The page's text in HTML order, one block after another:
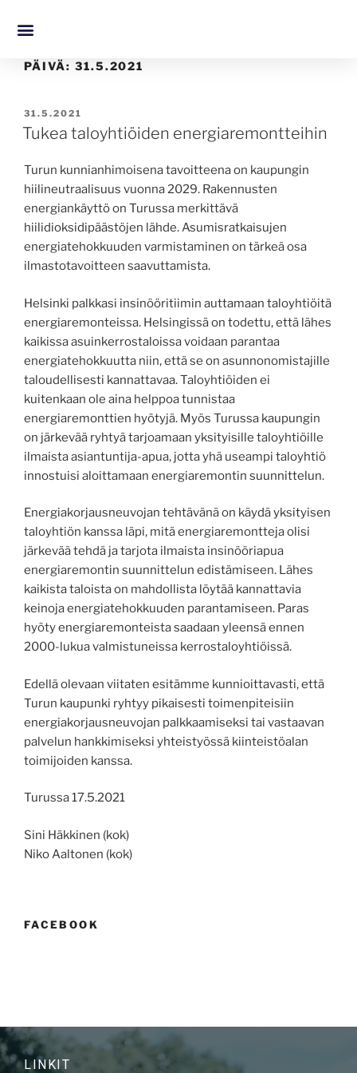
PÄIVÄ: 31.5.2021
31.5.2021
Tukea taloyhtiöiden energiaremontteihin
Turun kunnianhimoisena tavoitteena on kaupungin
hiilineutraalisuus vuonna 2029. Rakennusten
energiankäyttö on Turussa merkittävä
hiilidioksidipäästöjen lähde. Asumisratkaisujen
energiatehokkuuden varmistaminen on tärkeä osa
ilmastotavoitteen saavuttamista.
Helsinki palkkasi insinööritiimin auttamaan taloyhtiöitä
energiaremonteissa. Helsingissä on todettu, että lähes
kaikissa asuinkerrostaloissa voidaan parantaa
energiatehokkuutta niin, että se on asunnonomistajille
taloudellisesti kannattavaa. Taloyhtiöiden ei
kuitenkaan ole aina helppoa tunnistaa
energiaremonttien hyötyjä. Myös Turussa kaupungin
on järkevää ryhtyä tarjoamaan yksityisille taloyhtiöille
ilmaista asiantuntija-apua, jotta yhä useampi taloyhtiö
innostuisi aloittamaan energiaremontin suunnittelun.
Energiakorjausneuvojan tehtävänä on käydä yksityisen
taloyhtiön kanssa läpi, mitä energiaremontteja olisi
järkevää tehdä ja tarjota ilmaista insinööriapua
energiaremontin suunnittelun edistämiseen. Lähes
kaikista taloista on mahdollista löytää kannattavia
keinoja energiatehokkuuden parantamiseen. Paras
hyöty energiaremonteista saadaan yleensä ennen
2000-lukua valmistuneissa kerrostaloyhtiöissä.
Edellä olevaan viitaten esitämme kunnioittavasti, että
Turun kaupunki ryhtyy pikaisesti toimenpiteisiin
energiakorjausneuvojan palkkaamiseksi tai vastaavan
palvelun hankkimiseksi yhteistyössä kiinteistöalan
toimijoiden kanssa.
Turussa 17.5.2021
Sini Häkkinen (kok)
Niko Aaltonen (kok)
FACEBOOK
LINKIT